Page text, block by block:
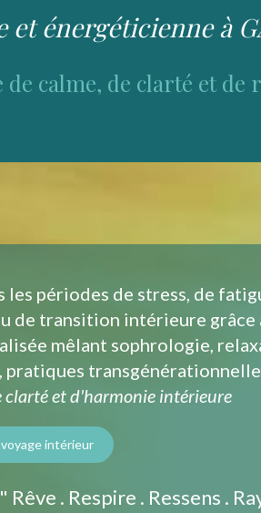
et énergéticienne à
calme, de clarté et de
les périodes de stress, de
de transition intérieure grâce
mêlant sophrologie,
clarté et d'harmonie intérieure
intérieur
. Respire . Ressens .